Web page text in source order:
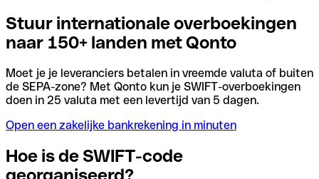
Stuur internationale overboekingen
naar 150+ landen met Qonto
Moet je je leveranciers betalen in vreemde valuta of buiten
de SEPA-zone? Met Qonto kun je SWIFT-overboekingen
doen in 25 valuta met een levertijd van 5 dagen.
Open een zakelijke bankrekening in minuten
Hoe is de SWIFT-code
georganiseerd?